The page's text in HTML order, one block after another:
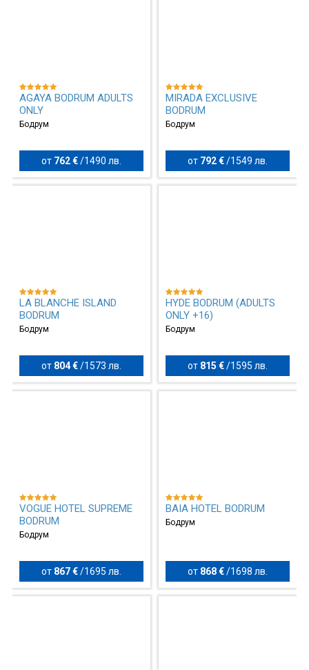
AGAYA BODRUM ADULTS
ONLY
Бодрум
от 762 € / 1490 лв.
MIRADA EXCLUSIVE
BODRUM
Бодрум
от 792 €/ 1549 лв.
LA BLANCHE ISLAND
BODRUM
Бодрум
от 804 € / 1573 лв.
HYDE BODRUM (ADULTS
ONLY +16)
Бодрум
от 815 €/ 1595 лв.
VOGUE HOTEL SUPREME
BODRUM
Бодрум
от 867 € / 1695 лв.
BAIA HOTEL BODRUM
Бодрум
от 868 €/ 1698 лв.